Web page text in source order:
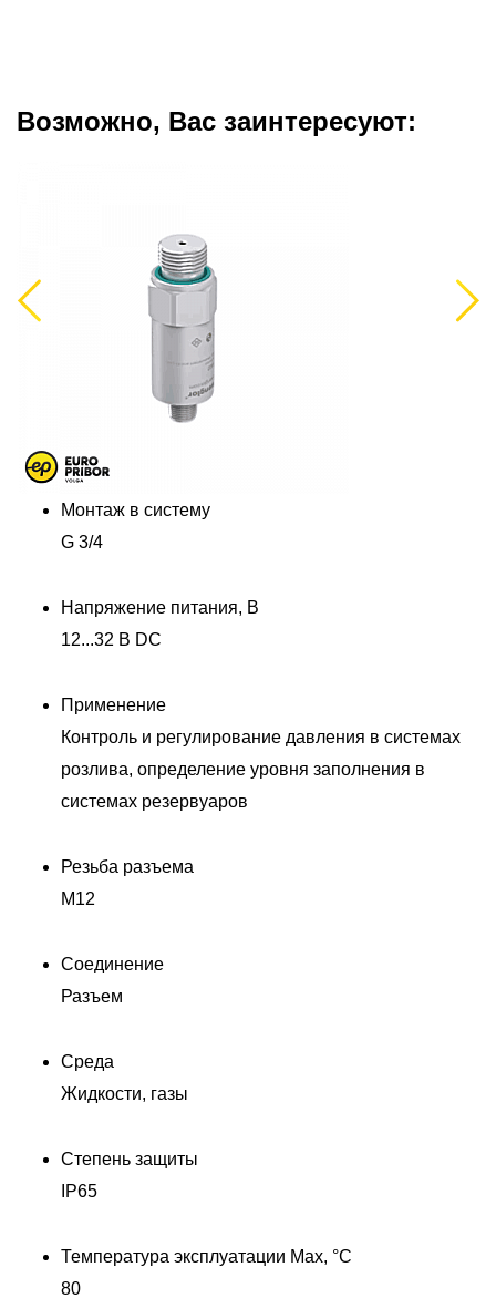
Возможно, Вас заинтересуют:
Previous
Монтаж в систему
G 3/4
Напряжение питания, В
12...32 В DC
Применение
Контроль и регулирование давления в системах
розлива, определение уровня заполнения в
системах резервуаров
Резьба разъема
M12
Соединение
Разъем
Среда
Жидкости, газы
Степень защиты
IP65
Температура эксплуатации Max, °C
80
Next